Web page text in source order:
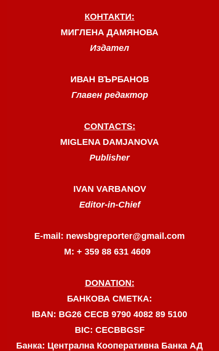
КОНТАКТИ:
МИГЛЕНА ДАМЯНОВА
Издател
ИВАН ВЪРБАНОВ
Главен редактор
CONTACTS:
MIGLENA DAMJANOVA
Publisher
IVAN VARBANOV
Editor-in-Chief
E-mail: newsbgreporter@gmail.com
М: + 359 88 631 4609
DONATION:
БАНКОВА СМЕТКА:
IBAN: BG26 CECB 9790 4082 89 5100
BIC: CECBBGSF
Банка: Централна Кооперативна Банка АД